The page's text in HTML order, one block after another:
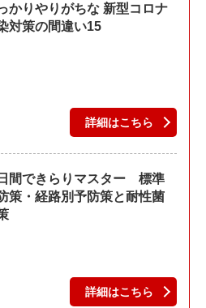
かりやりがちな 新型コロナ
対策の間違い15
詳細はこちら
間できらりマスター 標準
策・経路別予防策と耐性菌
詳細はこちら